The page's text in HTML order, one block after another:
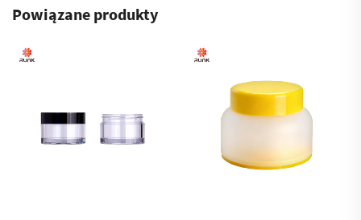
Powiązane produkty